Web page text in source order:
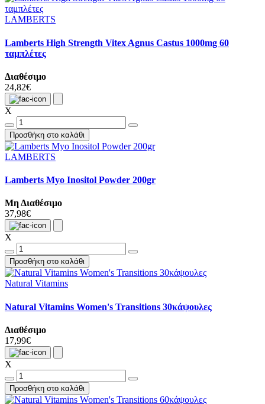
LAMBERTS
Lamberts High Strength Vitex Agnus Castus 1000mg 60
ταμπλέτες
Διαθέσιμο
24,82€
X
Προσθήκη στο καλάθι
LAMBERTS
Lamberts Myo Inositol Powder 200gr
Μη Διαθέσιμο
37,98€
X
Προσθήκη στο καλάθι
Natural Vitamins
Natural Vitamins Women's Transitions 30κάψουλες
Διαθέσιμο
17,99€
X
Προσθήκη στο καλάθι